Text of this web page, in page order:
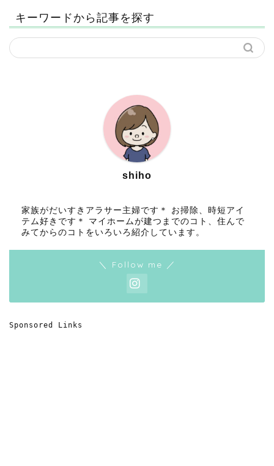
キーワードから記事を探す
shiho
家族がだいすきアラサー主婦です＊ お掃除、時短アイ
テム好きです＊ マイホームが建つまでのコト、住んで
みてからのコトをいろいろ紹介しています。
＼ Follow me ／
Sponsored Links